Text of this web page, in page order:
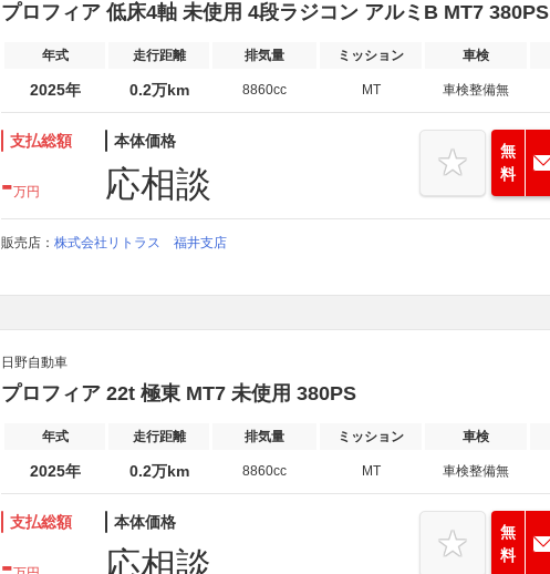
プロフィア 低床4軸 未使用 4段ラジコン アルミB MT7 380PS
年式 走行距離 排気量 ミッション 車検
2025年 0.2万km 8860cc MT 車検整備無
支払総額
-万円
本体価格
応相談
無
料
販売店： 株式会社リトラス 福井支店
日野自動車
プロフィア 22t 極東 MT7 未使用 380PS
年式 走行距離 排気量 ミッション 車検
2025年 0.2万km 8860cc MT 車検整備無
支払総額
-
本体価格
応相談
無
料